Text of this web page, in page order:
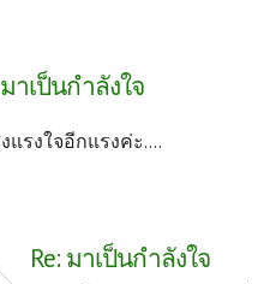
มาเป็นกำลังใจ
แรงใจอีกแรงค่ะ....
Re: มาเป็นกำลังใจ